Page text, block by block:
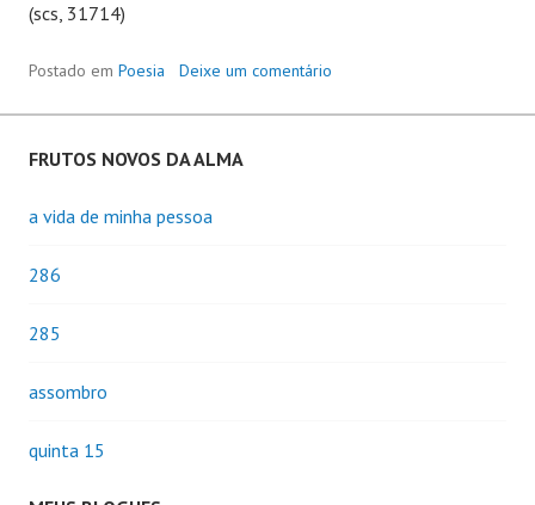
(scs, 31714)
Postado em Poesia Deixe um comentário
FRUTOS NOVOS DA ALMA
a vida de minha pessoa
286
285
assombro
quinta 15